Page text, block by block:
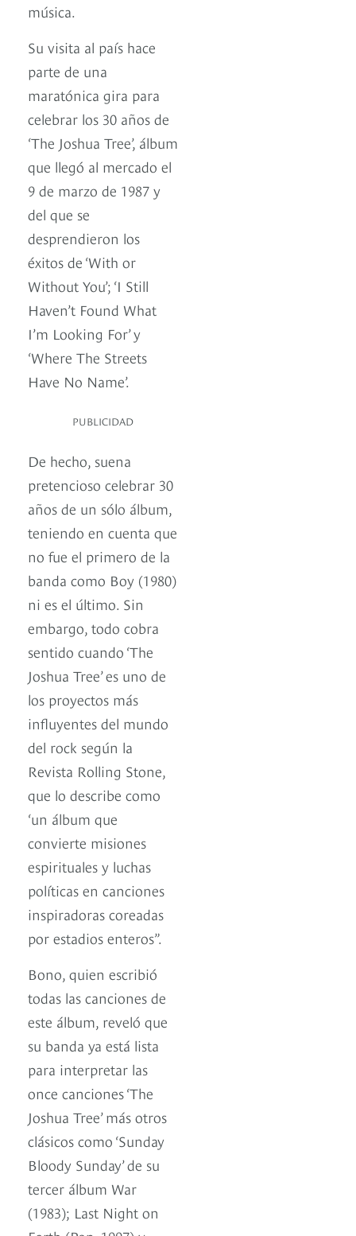
música.
Su visita al país hace
parte de una
maratónica gira para
celebrar los 30 años de
‘The Joshua Tree’, álbum
que llegó al mercado el
9 de marzo de 1987 y
del que se
desprendieron los
éxitos de ‘With or
Without You’; ‘I Still
Haven’t Found What
I’m Looking For’ y
‘Where The Streets
Have No Name’.
PUBLICIDAD
De hecho, suena
pretencioso celebrar 30
años de un sólo álbum,
teniendo en cuenta que
no fue el primero de la
banda como Boy (1980)
ni es el último. Sin
embargo, todo cobra
sentido cuando ‘The
Joshua Tree’ es uno de
los proyectos más
influyentes del mundo
del rock según la
Revista Rolling Stone,
que lo describe como
‘un álbum que
convierte misiones
espirituales y luchas
políticas en canciones
inspiradoras coreadas
por estadios enteros”.
Bono, quien escribió
todas las canciones de
este álbum, reveló que
su banda ya está lista
para interpretar las
once canciones ‘The
Joshua Tree’ más otros
clásicos como ‘Sunday
Bloody Sunday’ de su
tercer álbum War
(1983); Last Night on